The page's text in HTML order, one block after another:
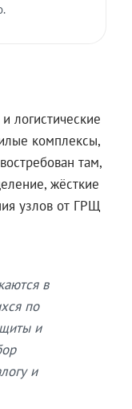
логистические
комплексы,
там,
жёсткие
узлов от ГРЩ
в
по
и
и